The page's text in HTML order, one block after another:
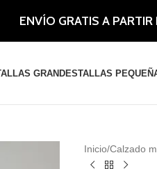
ENVÍO GRATIS A
GRANDESTALLAS
Inicio Calzado